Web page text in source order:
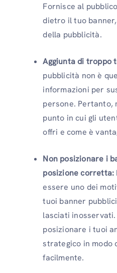
Fornisce al
dietro il tuo
della pubblicità.
Aggiunta di troppo
pubblicità non è
informazioni per
persone. Pertanto,
punto in cui gli
offri e come è
Non posizionare i
posizione corretta:
essere uno dei
tuoi banner
lasciati
posizionare i tuoi
strategico in modo
facilmente.